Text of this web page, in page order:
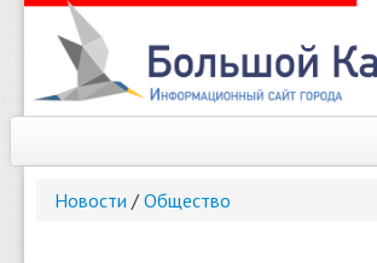
Новости / Общество